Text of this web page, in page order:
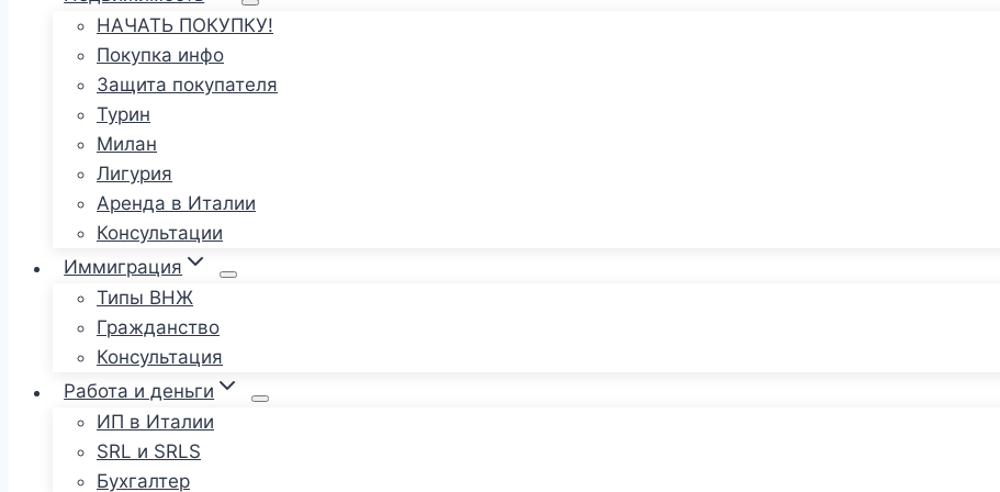
НАЧАТЬ ПОКУПКУ!
Покупка инфо
Защита покупателя
Турин
Милан
Лигурия
Аренда в Италии
Консультации
Иммиграция
Типы ВНЖ
Гражданство
Консультация
Работа и деньги
ИП в Италии
SRL и SRLS
Бухгалтер